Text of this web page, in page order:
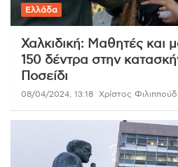
Ελλάδα
Χαλκιδική: Μαθητές και
150 δέντρα στην
Ποσείδι
08/04/2024, 13:18 Χρίστος